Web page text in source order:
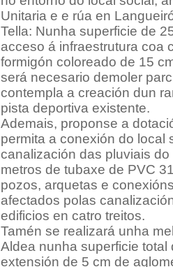
Unitaria e e rúa en
Tella: Nunha superficie de
acceso á infraestrutura coa
formigón coloreado de 15
será necesario demoler
contempla a creación dun
pista deportiva existente.
Ademais, proponse a
permita a conexión do local
canalización das pluviais
metros de tubaxe de PVC
pozos, arquetas e
afectados polas
edificios en catro treitos.
Tamén se realizará unha
Aldea nunha superficie
extensión de 5 cm de